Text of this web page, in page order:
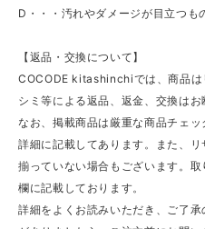
D・・・汚れやダメージが目立つも
【返品・交換について】
COCODE kitashinchiでは、商品は
シミ等による返品、返金、交換はお
なお、掲載商品は厳重な商品チェ
詳細に記載してあります。また、
揃っていない場合もございます。取
欄に記載しております。
詳細をよくお読みいただき、ご了